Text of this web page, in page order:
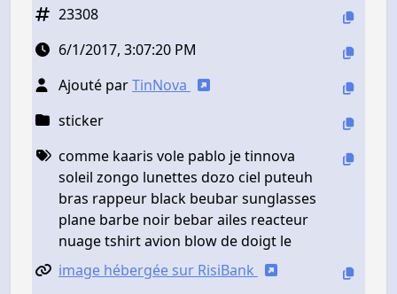
23308
6/1/2017, 3:07:20 PM
Ajouté parTinNova
sticker
comme kaaris vole pablo je tinnova
soleil zongo lunettes dozo ciel puteuh
bras rappeur black beubar sunglasses
plane barbe noir bebar ailes reacteur
nuage tshirt avion blow de doigt le
image hébergée sur RisiBank